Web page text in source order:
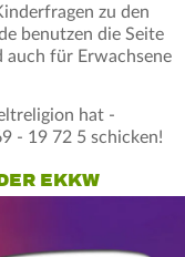
zu den
benutzen die Seite
für Erwachsene
hat -
- 19 72 5 schicken!
EKKW